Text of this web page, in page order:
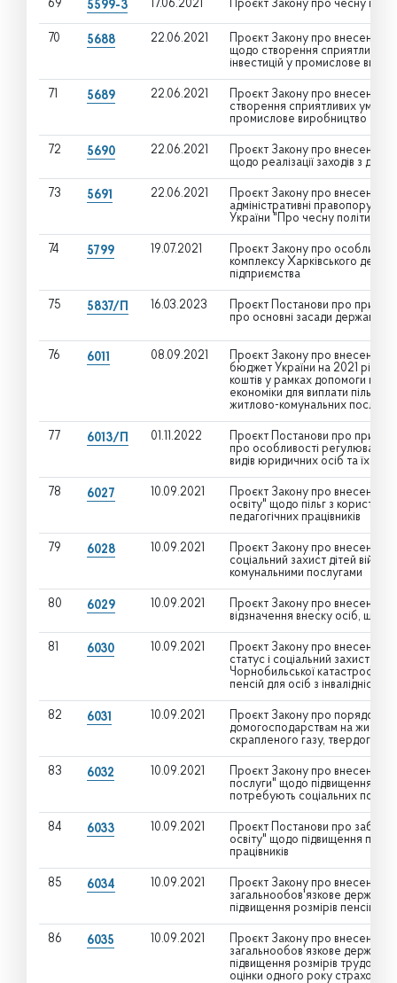
69 5599-3 17.06.2021 Проєкт Закону про чесну
70 5688 22.06.2021
Проєкт Закону про внесення
щодо створення сприятливих
інвестицій у промислове
71 5689 22.06.2021
Проєкт Закону про внесення
створення сприятливих умов
промислове виробництво
72 5690 22.06.2021
Проєкт Закону про внесення
щодо реалізації заходів з
73 5691 22.06.2021
Проєкт Закону про внесення
адміністративні
України "Про чесну політику
74 5799 19.07.2021
Проєкт Закону про
комплексу Харківського
підприємства
75 5837/П 16.03.2023
Проєкт Постанови про
про основні засади
76 6011 08.09.2021
Проєкт Закону про внесення
бюджет України на 2021 рік”
коштів у рамках допомоги
економіки для виплати пільг і
житлово-комунальних послуг
77 6013/П 01.11.2022
Проєкт Постанови про
про особливості регулювання
видів юридичних осіб та їх
78 6027 10.09.2021
Проєкт Закону про внесення
освіту" щодо пільг з
педагогічних працівників
79 6028 10.09.2021
Проєкт Закону про внесення
соціальний захист дітей
комунальними послугами
80 6029 10.09.2021
Проєкт Закону про внесення
відзначення внеску осіб, що
81 6030 10.09.2021
Проєкт Закону про внесення
статус і соціальний захист
Чорнобильської катастрофи"
пенсій для осіб з інвалідністю
82 6031 10.09.2021
Проєкт Закону про порядок
домогосподарствам на
скрапленого газу, твердого та
83 6032 10.09.2021
Проєкт Закону про внесення
послуги" щодо підвищення
потребують соціальних послуг
84 6033 10.09.2021
Проєкт Постанови про
освіту" щодо підвищення
працівників
85 6034 10.09.2021
Проєкт Закону про внесення
загальнообов'язкове
підвищення розмірів пенсій
86 6035 10.09.2021
Проєкт Закону про внесення
загальнообов’язкове
підвищення розмірів трудових
оцінки одного року